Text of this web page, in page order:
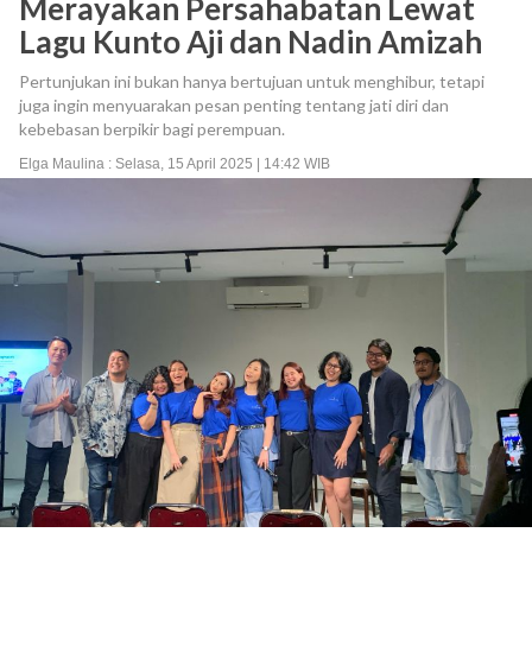
Merayakan Persahabatan Lewat
Lagu Kunto Aji dan Nadin Amizah
Pertunjukan ini bukan hanya bertujuan untuk menghibur, tetapi
juga ingin menyuarakan pesan penting tentang jati diri dan
kebebasan berpikir bagi perempuan.
Elga Maulina : Selasa, 15 April 2025 | 14:42 WIB